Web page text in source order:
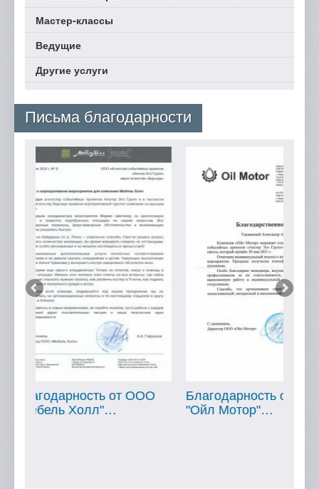
Мастер-классы
Ведущие
Другие услуги
Письма благодарности
Благодарность от ООО
"Ойл Мотор"…
Благодарность
"МТБанк"…